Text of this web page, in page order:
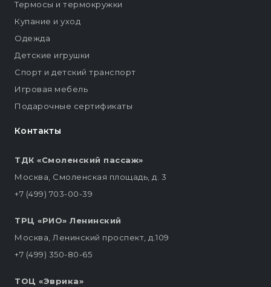
Контакты
ТДК «Смоленский пассаж»
Москва, Смоленская площадь, д. 3
+7 (499) 703-00-39
ТРЦ «РИО» Ленинский
Москва, Ленинский проспект, д.109
+7 (499) 350-80-65
ТОЦ «Эврика»
Термосы и термокружки
Купание и уход
Одежда
Детские игрушки
Спорт и детский транспорт
Игровая мебель
Подарочные сертификаты